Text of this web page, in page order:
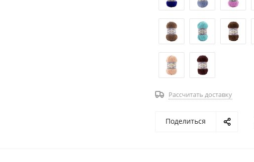
Рассчитать доставку
Поделиться